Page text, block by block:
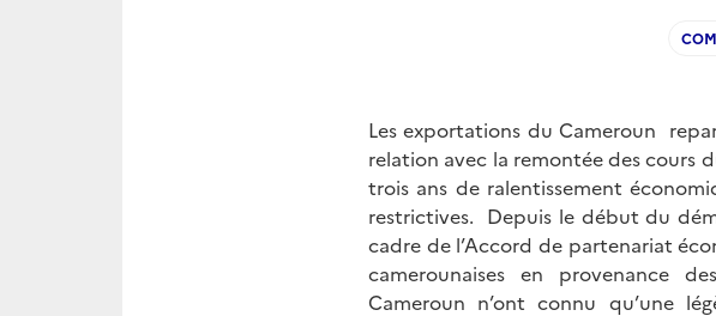
Les exportations du Cameroun
relation avec la remontée des cours
trois ans de ralentissement
restrictives. Depuis le début du
cadre de l’Accord de partenariat
camerounaises en provenance
Cameroun n’ont connu qu’une